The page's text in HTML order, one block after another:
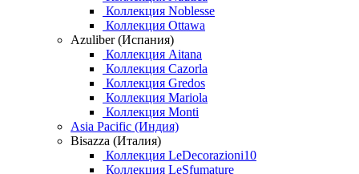
Коллекция Noblesse
Коллекция Ottawa
Azuliber (Испания)
Коллекция Aitana
Коллекция Cazorla
Коллекция Gredos
Коллекция Mariola
Коллекция Monti
Asia Pacific (Индия)
Bisazza (Италия)
Коллекция LeDecorazioni10
Коллекция LeSfumature